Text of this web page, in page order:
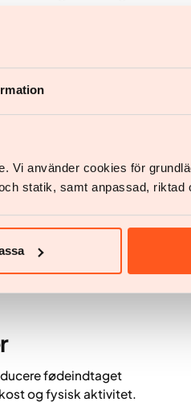
Vi använder cookies för
statik, samt anpassad, riktad
af naltrexon, en
og
over impulsiv
for at påvirke
resulterer i et
meget fedt fra
fødeindtaget
og fysisk aktivitet.